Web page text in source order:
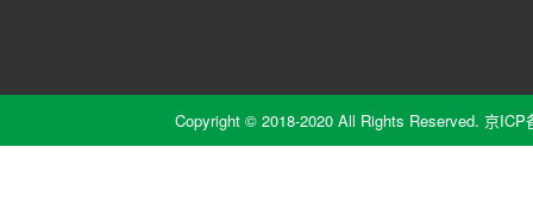
Copyright © 2018-2020 All Rights Reserved. 京ICP